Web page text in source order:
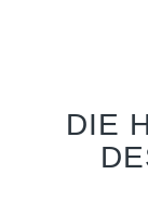
DIE